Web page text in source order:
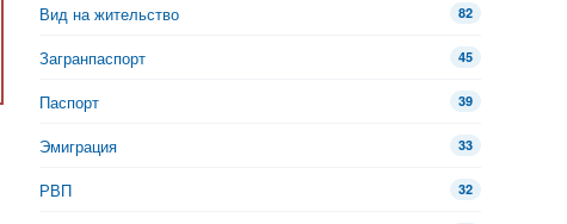
Вид на жительство 82
Загранпаспорт 45
Паспорт 39
Эмиграция 33
РВП 32